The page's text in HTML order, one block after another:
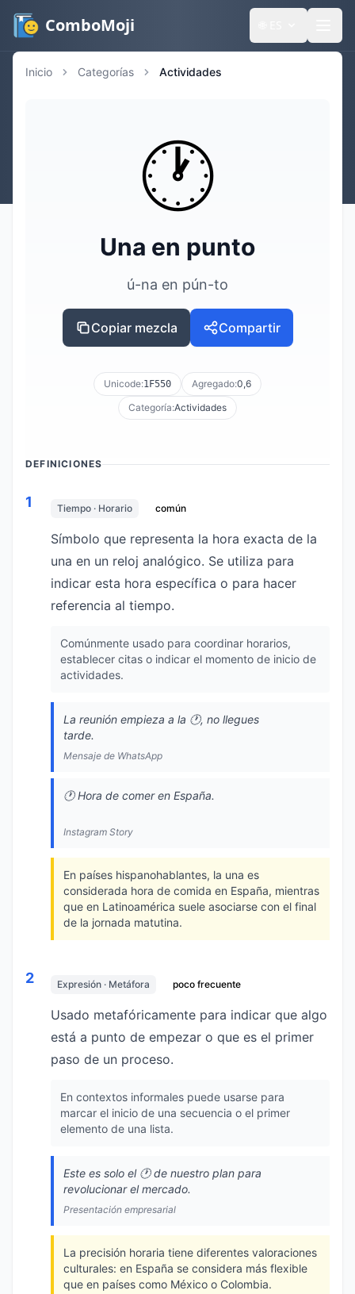
ComboMoji
Inicio Categorías Actividades
🕐️
Una en punto
ú-na en pún-to
Copiar mezcla Compartir
Unicode:1F550 Agregado:0,6
Categoría:Actividades
DEFINICIONES
1 Tiempo · Horario común
Símbolo que representa la hora exacta de la
una en un reloj analógico. Se utiliza para
indicar esta hora específica o para hacer
referencia al tiempo.
Comúnmente usado para coordinar horarios,
establecer citas o indicar el momento de inicio de
actividades.
La reunión empieza a la 🕐️, no llegues
tarde.
Mensaje de WhatsApp
🕐️ Hora de comer en España.
Instagram Story
En países hispanohablantes, la una es
considerada hora de comida en España, mientras
que en Latinoamérica suele asociarse con el final
de la jornada matutina.
2 Expresión · Metáfora poco frecuente
Usado metafóricamente para indicar que algo
está a punto de empezar o que es el primer
paso de un proceso.
En contextos informales puede usarse para
marcar el inicio de una secuencia o el primer
elemento de una lista.
Este es solo el 🕐️ de nuestro plan para
revolucionar el mercado.
Presentación empresarial
La precisión horaria tiene diferentes valoraciones
culturales: en España se considera más flexible
que en países como México o Colombia.